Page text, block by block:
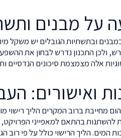
על מבנים
ובתשתיות הגובלים יש משקל
ולכן התכנון נדרש לבחון את
אלה מצמצמת סיכונים
ואישורים:
מחייבת ברוב המקרים הליך רישוי
להשתנות בהתאם למאפייני
המים. הליך הרישוי כולל על פי